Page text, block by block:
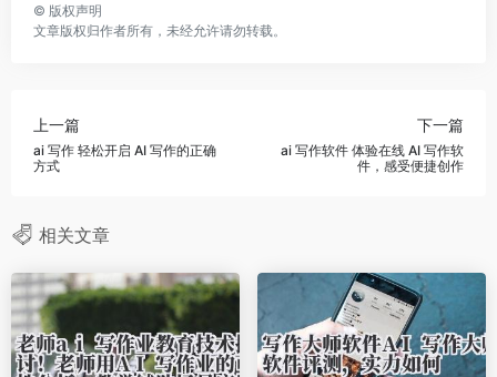
© 版权声明
文章版权归作者所有，未经允许请勿转载。
上一篇
ai 写作 轻松开启 AI 写作的正确
方式
下一篇
ai 写作软件 体验在线 AI 写作软
件，感受便捷创作
相关文章